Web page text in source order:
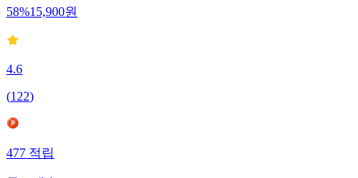
58%15,900원
4.6
(122)
477적립